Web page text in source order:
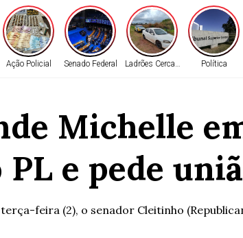
Ação Policial Senado Federal Ladrões Cercados Política
Michelle
PL e pede
feira (2), o senador Cleitinho